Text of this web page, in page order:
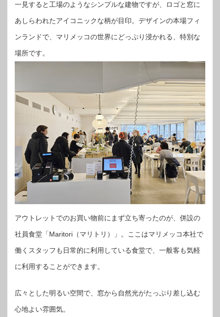
一見すると工場のようなシンプルな建物ですが、ロゴと窓に
あしらわれたアイコニックな柄が目印。デザインの本場フィ
ンランドで、マリメッコの世界にどっぷり浸かれる、特別な
場所です。
アウトレットでのお買い物前にまず立ち寄ったのが、併設の
社員食堂「Maritori（マリトリ）」。ここはマリメッコ本社で
働くスタッフも日常的に利用している食堂で、一般客も気軽
に利用することができます。
広々とした明るい空間で、窓から自然光がたっぷり差し込む
心地よい雰囲気。